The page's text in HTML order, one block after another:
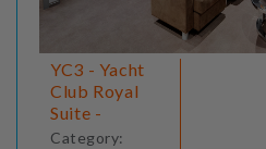
YC3 - Yacht
Club Royal
Suite -
Category: